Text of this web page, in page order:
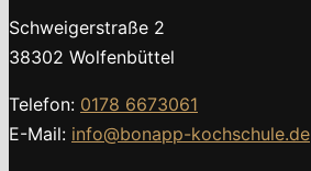
Schweigerstraße 2
38302 Wolfenbüttel
Telefon: 0178 6673061
E-Mail: info@bonapp-kochschule.de